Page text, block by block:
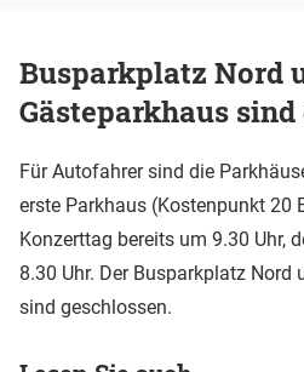
Busparkplatz Nord
Gästeparkhaus
Für Autofahrer sind die
erste Parkhaus (Kostenpunkt 20
Konzerttag bereits um 9.30 Uhr,
8.30 Uhr. Der Busparkplatz Nord
sind geschlossen.